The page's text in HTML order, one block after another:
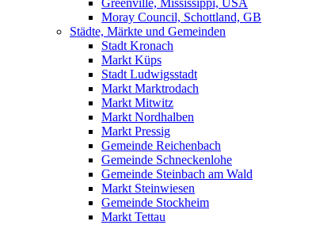
Greenville, Mississippi, USA
Moray Council, Schottland, GB
Städte, Märkte und Gemeinden
Stadt Kronach
Markt Küps
Stadt Ludwigsstadt
Markt Marktrodach
Markt Mitwitz
Markt Nordhalben
Markt Pressig
Gemeinde Reichenbach
Gemeinde Schneckenlohe
Gemeinde Steinbach am Wald
Markt Steinwiesen
Gemeinde Stockheim
Markt Tettau